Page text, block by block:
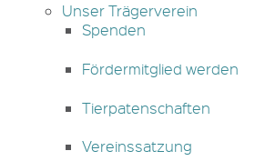
Unser Trägerverein
Spenden
Fördermitglied werden
Tierpatenschaften
Vereinssatzung